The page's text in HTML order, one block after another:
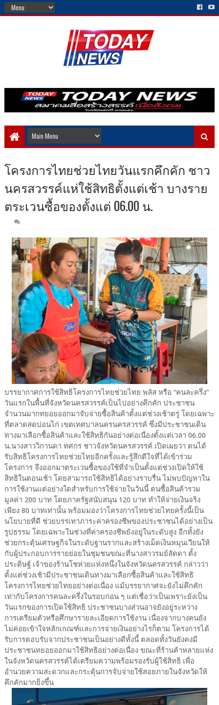
โครงการไทยช่วยไทยวันแรกคึกคัก ชาว
นครสวรรค์แห่ใช้สิทธิตั้งแต่เช้า บางราย
ตระเวนซื้อของตั้งแต่ 06.00 น.
บรรยากาศการใช้สิทธิโครงการไทยช่วยไทย พลัส หรือ “คนละครึ่ง”
วันแรกในพื้นที่จังหวัดนครสวรรค์เป็นไปอย่างคึกคัก ประชาชน
จำนวนมากทยอยออกมาจับจ่ายซื้อสินค้าตั้งแต่ช่วงเช้าตรู่ โดยเฉพาะ
ที่ตลาดสดบ่อนไก่ เขตเทศบาลนครนครสวรรค์ ซึ่งมีประชาชนเดิน
ทางมาเลือกซื้อสินค้าและใช้สิทธิกันอย่างต่อเนื่องตั้งแต่เวลา 06.00
น.นางสาววิกานดา ทศกร ชาวจังหวัดนครสวรรค์ เปิดเผยว่า ตนได้
รับสิทธิโครงการไทยช่วยไทยอีกครั้งและรู้สึกดีใจที่ได้เข้าร่วม
โครงการ จึงออกมาตระเวนซื้อของใช้ที่จำเป็นตั้งแต่ช่วงเปิดให้ใช้
สิทธิในตอนเช้า โดยสามารถใช้สิทธิได้อย่างราบรื่น ไม่พบปัญหาใน
การใช้งานแต่อย่างใดสำหรับการใช้จ่ายในวันนี้ ตนซื้อสินค้ารวม
มูลค่า 200 บาท โดยภาครัฐสนับสนุน 120 บาท ทำให้จ่ายเงินจริง
เพียง 80 บาทเท่านั้น พร้อมมองว่าโครงการไทยช่วยไทยครั้งนี้เป็น
นโยบายที่ดี ช่วยบรรเทาภาระค่าครองชีพของประชาชนได้อย่างเป็น
รูปธรรม โดยเฉพาะในช่วงที่ค่าครองชีพยังอยู่ในระดับสูง อีกทั้งยัง
ช่วยกระตุ้นเศรษฐกิจในระดับฐานรากและสร้างเม็ดเงินหมุนเวียนให้
กับผู้ประกอบการรายย่อยในชุมชนขณะที่นางสาวรมย์ลัดดา ตั้ง
ประดิษฐ์ เจ้าของร้านโชห่วยแห่งหนึ่งในจังหวัดนครสวรรค์ กล่าวว่า
ตั้งแต่ช่วงเช้ามีประชาชนเดินทางมาเลือกซื้อสินค้าและใช้สิทธิ
โครงการไทยช่วยไทยอย่างต่อเนื่อง แม้บรรยากาศจะยังไม่คึกคัก
เท่ากับโครงการคนละครึ่งในรอบก่อน ๆ แต่เชื่อว่าเป็นเพราะยังเป็น
วันแรกของการเปิดใช้สิทธิ ประชาชนบางส่วนอาจยังอยู่ระหว่าง
การเตรียมตัวหรือศึกษารายละเอียดการใช้งาน เนื่องจากบางคนยัง
ไม่ค่อยเข้าใจหลักเกณฑ์และการจ่ายเงินอย่างไรก็ตาม โครงการได้
รับการตอบรับจากประชาชนเป็นอย่างดีทั้งนี้ ตลอดทั้งวันยังคงมี
ประชาชนทยอยออกมาใช้สิทธิอย่างต่อเนื่อง ขณะที่ร้านค้าหลายแห่ง
ในจังหวัดนครสวรรค์ได้เตรียมความพร้อมรองรับผู้ใช้สิทธิ เพื่อ
อำนวยความสะดวกและกระตุ้นการจับจ่ายใช้สอยภายในจังหวัดให้
คึกคักมากยิ่งขึ้น